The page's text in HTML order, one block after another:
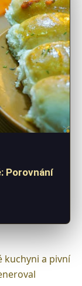
Porovnání
kuchyni a pivní